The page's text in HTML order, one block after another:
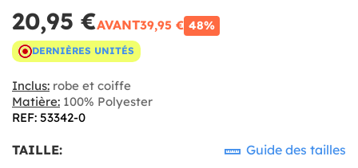
20,95 €AVANT39,95 € 48%
DERNIÈRES UNITÉS
Inclus: robe et coiffe
Matière: 100% Polyester
REF: 53342-0
TAILLE: Guide des tailles